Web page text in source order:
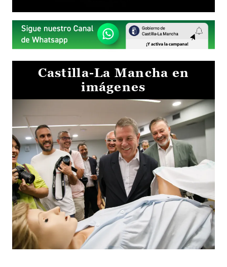
Castilla-La Mancha en
imágenes